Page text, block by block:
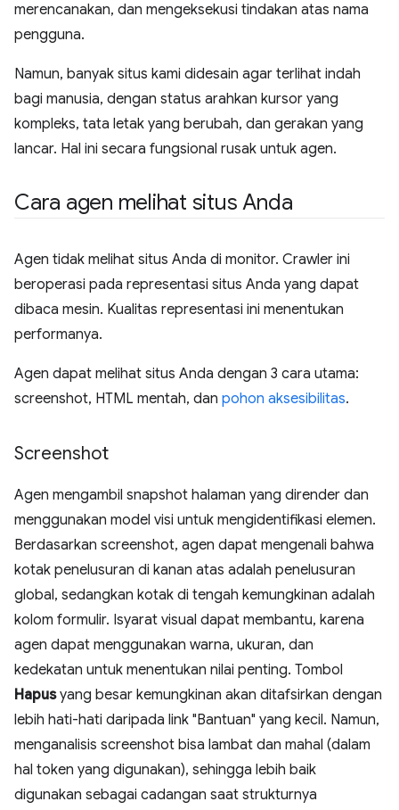
merencanakan, dan mengeksekusi tindakan atas nama
pengguna.
Namun, banyak situs kami didesain agar terlihat indah
bagi manusia, dengan status arahkan kursor yang
kompleks, tata letak yang berubah, dan gerakan yang
lancar. Hal ini secara fungsional rusak untuk agen.
Cara agen melihat situs Anda
Agen tidak melihat situs Anda di monitor. Crawler ini
beroperasi pada representasi situs Anda yang dapat
dibaca mesin. Kualitas representasi ini menentukan
performanya.
Agen dapat melihat situs Anda dengan 3 cara utama:
screenshot, HTML mentah, dan pohon aksesibilitas.
Screenshot
Agen mengambil snapshot halaman yang dirender dan
menggunakan model visi untuk mengidentifikasi elemen.
Berdasarkan screenshot, agen dapat mengenali bahwa
kotak penelusuran di kanan atas adalah penelusuran
global, sedangkan kotak di tengah kemungkinan adalah
kolom formulir. Isyarat visual dapat membantu, karena
agen dapat menggunakan warna, ukuran, dan
kedekatan untuk menentukan nilai penting. Tombol
Hapusyang besar kemungkinan akan ditafsirkan dengan
lebih hati-hati daripada link "Bantuan" yang kecil. Namun,
menganalisis screenshot bisa lambat dan mahal (dalam
hal token yang digunakan), sehingga lebih baik
digunakan sebagai cadangan saat strukturnya